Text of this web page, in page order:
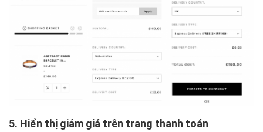
5. Hiển thị giảm giá trên trang thanh toán